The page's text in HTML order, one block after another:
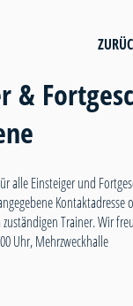
&
alle Einsteiger und
Kontaktadresse
Trainer. Wir
Uhr, Mehrzweckhalle